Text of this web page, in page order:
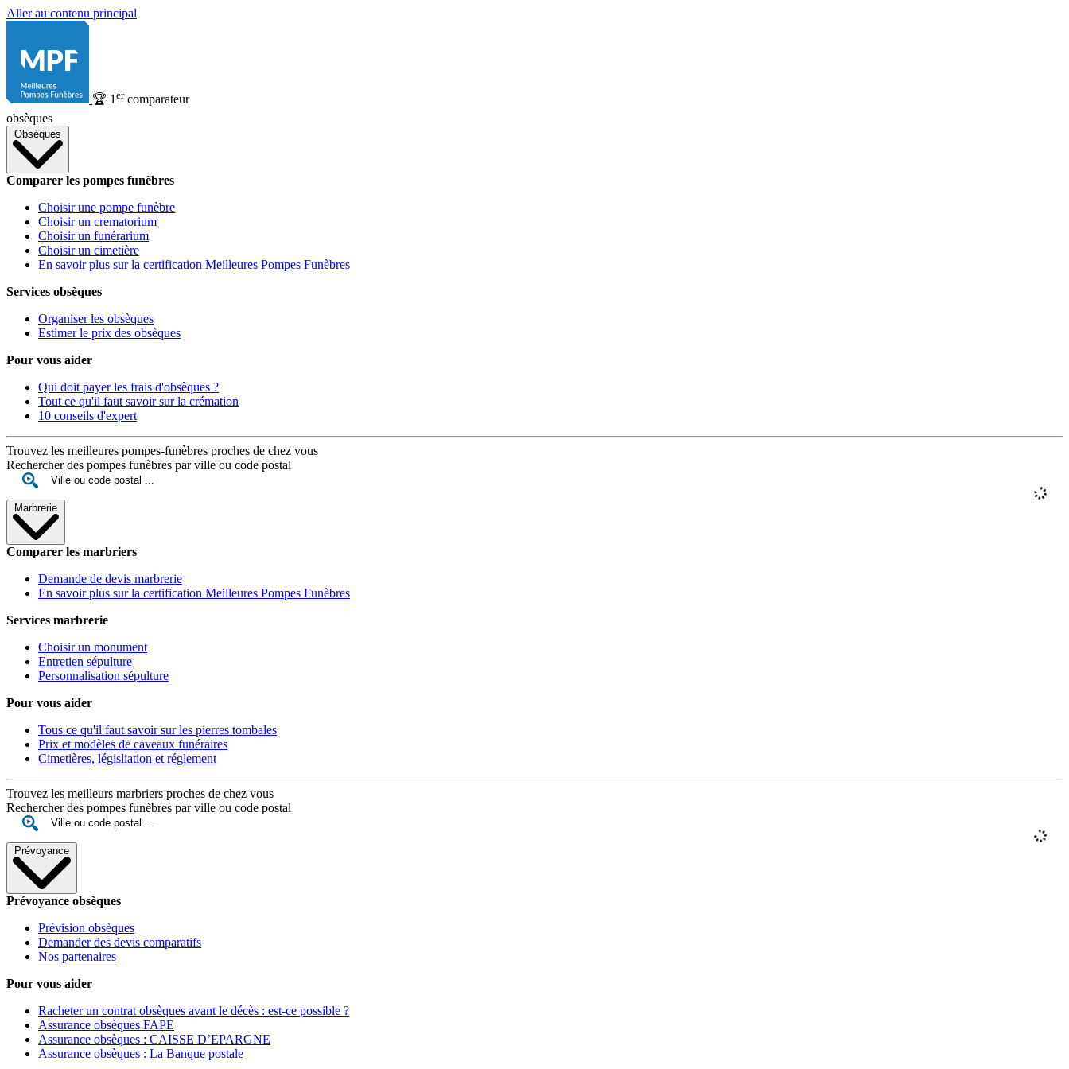
Aller au contenu principal
🏆 1 ercomparateur
obsèques
Obsèques
Comparer les pompes funèbres
Choisir une pompe funèbre
Choisir un crematorium
Choisir un funérarium
Choisir un cimetière
En savoir plus sur la certification Meilleures Pompes Funèbres
Services obsèques
Organiser les obsèques
Estimer le prix des obsèques
Pour vous aider
Qui doit payer les frais d'obsèques ?
Tout ce qu'il faut savoir sur la crémation
10 conseils d'expert
Trouvez les meilleures pompes-funèbres proches de chez vous
Rechercher des pompes funèbres par ville ou code postal
Marbrerie
Comparer les marbriers
Demande de devis marbrerie
En savoir plus sur la certification Meilleures Pompes Funèbres
Services marbrerie
Choisir un monument
Entretien sépulture
Personnalisation sépulture
Pour vous aider
Tous ce qu'il faut savoir sur les pierres tombales
Prix et modèles de caveaux funéraires
Cimetières, législiation et réglement
Trouvez les meilleurs marbriers proches de chez vous
Rechercher des pompes funèbres par ville ou code postal
Prévoyance
Prévoyance obsèques
Prévision obsèques
Demander des devis comparatifs
Nos partenaires
Pour vous aider
Racheter un contrat obsèques avant le décès : est-ce possible ?
Assurance obsèques FAPE
Assurance obsèques : CAISSE D’EPARGNE
Assurance obsèques : La Banque postale